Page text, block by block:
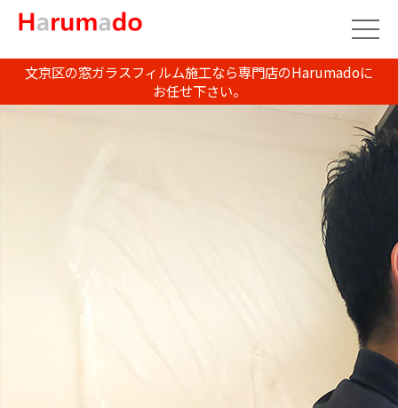
文京区の窓ガラスフィルム施工なら専門店のHarumadoに
お任せ下さい。